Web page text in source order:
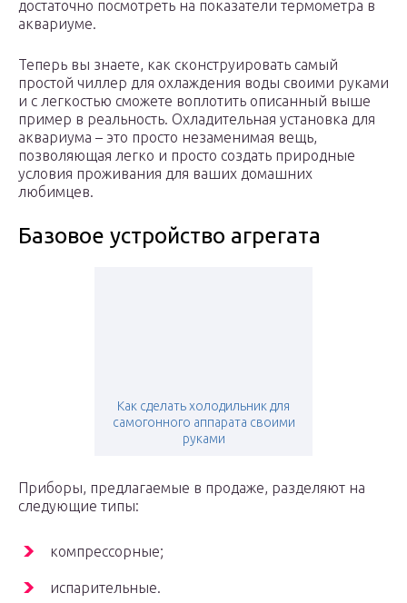
достаточно посмотреть на показатели термометра в
аквариуме.
Теперь вы знаете, как сконструировать самый
простой чиллер для охлаждения воды своими руками
и с легкостью сможете воплотить описанный выше
пример в реальность. Охладительная установка для
аквариума – это просто незаменимая вещь,
позволяющая легко и просто создать природные
условия проживания для ваших домашних
любимцев.
Базовое устройство агрегата
Как сделать холодильник для
самогонного аппарата своими
руками
Приборы, предлагаемые в продаже, разделяют на
следующие типы:
компрессорные;
испарительные.